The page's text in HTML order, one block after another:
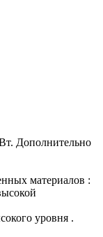
Дополнительно
материалов :
уровня .